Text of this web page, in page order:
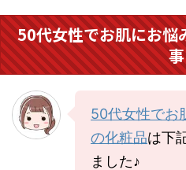
50代女性でお肌にお悩
事
50代女性でお
の化粧品は下
ました♪